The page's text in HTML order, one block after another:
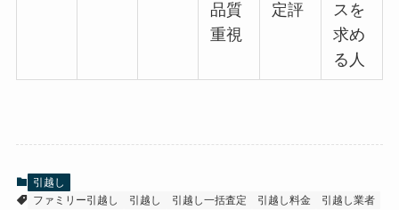
品質
重視
定評
スを
求め
る人
引越し
ファミリー引越し
引越し 引越し一括査定 引越し料金 引越し業者